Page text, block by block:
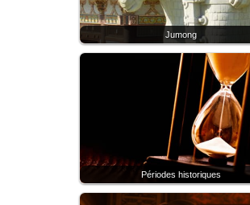
Jumong
Périodes historiques